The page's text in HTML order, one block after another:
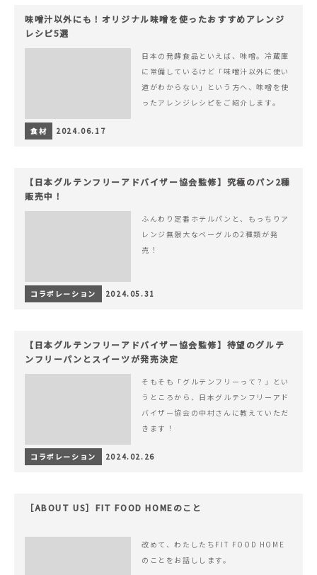
味噌汁以外にも！オリジナル味噌を使ったおすすめアレンジ
レシピ5選
日本の発酵食品といえば、味噌。冷蔵庫
に常備しているけど「味噌汁以外に使い
道がわからない」という方へ、味噌を使
ったアレンジレシピをご紹介します。
食材 2024.06.17
【日本グルテンフリーアドバイザー協会監修】究極のパン2種
販売中！
ふんわり定番ホテルパンと、もっちりア
レンジ無限大なベーグルの2種類が発
売！
コラボレーション 2024.05.31
【日本グルテンフリーアドバイザー協会監修】待望のグルテ
ンフリーパンとスイーツが発売決定
そもそも「グルテンフリーって？」とい
うところから、日本グルテンフリーアド
バイザー協会の中村さんに教えていただ
きます！
コラボレーション 2024.02.26
［ABOUT US］FIT FOOD HOMEのこと
改めて、わたしたちFIT FOOD HOME
のことをお話しします。